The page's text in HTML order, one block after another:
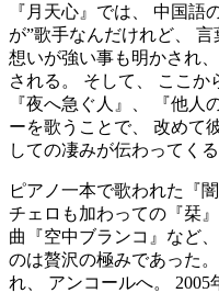
『月天心』では、 中国語
が”歌手なんだけれど、
想いが強い事も明かされ
される。 そして、 ここか
『夜へ急ぐ人』、 『他人
ーを歌うことで、 改めて
しての凄みが伝わってくる
ピアノ一本で歌われた『
チェロも加わっての『栞
曲『空中ブランコ』など
のは贅沢の極みであった
れ、 アンコールへ。 2005